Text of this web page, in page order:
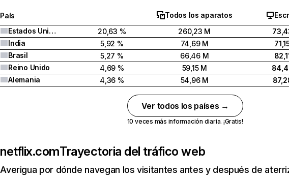
País Todos los aparatos
Estados Unidos
20,63 % 260,23 M
India
5,92 % 74,69 M
Brasil
5,27 % 66,46 M
Reino Unido
4,69 % 59,15 M
Alemania
4,36 % 54,96 M
Ver todos los países →
10 veces más información diaria. ¡Gratis!
netflix.comTrayectoria del tráfico web
Averigua por dónde navegan los visitantes antes y después de